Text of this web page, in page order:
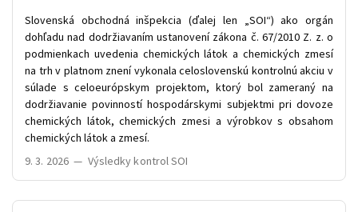
Slovenská obchodná inšpekcia (ďalej len „SOI“) ako orgán
dohľadu nad dodržiavaním ustanovení zákona č. 67/2010 Z. z. o
podmienkach uvedenia chemických látok a chemických zmesí
na trh v platnom znení vykonala celoslovenskú kontrolnú akciu v
súlade s celoeurópskym projektom, ktorý bol zameraný na
dodržiavanie povinností hospodárskymi subjektmi pri dovoze
chemických látok, chemických zmesi a výrobkov s obsahom
chemických látok a zmesí.
9. 3. 2026 — Výsledky kontrol SOI